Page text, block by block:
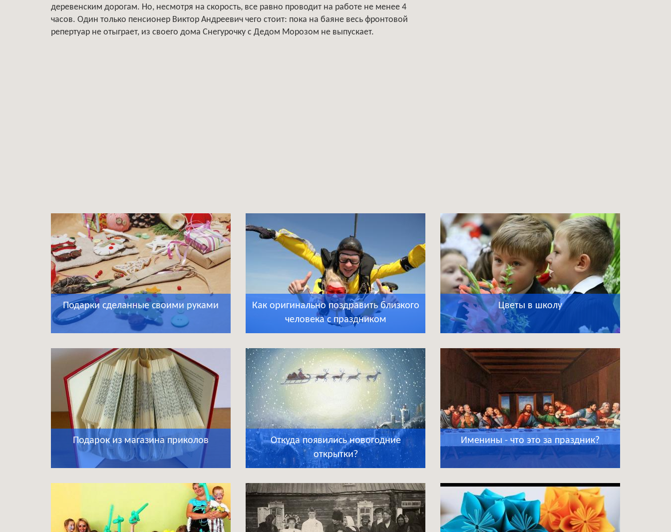
деревенским дорогам. Но, несмотря на скорость, все равно проводит на работе не менее 4
часов. Один только пенсионер Виктор Андреевич чего стоит: пока на баяне весь фронтовой
репертуар не отыграет, из своего дома Снегурочку с Дедом Морозом не выпускает.
Подарки сделанные своими руками
Как оригинально поздравить близкого
человека с праздником
Цветы в школу
Подарок из магазина приколов
Откуда появились новогодние
открытки?
Именины - что это за праздник?